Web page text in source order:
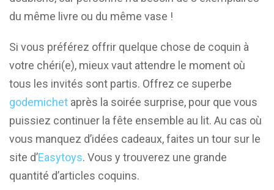
du même livre ou du même vase !
Si vous préférez offrir quelque chose de coquin à
votre chéri(e), mieux vaut attendre le moment où
tous les invités sont partis. Offrez ce superbe
godemichet après la soirée surprise, pour que vous
puissiez continuer la fête ensemble au lit. Au cas où
vous manquez d’idées cadeaux, faites un tour sur le
site d’Easytoys. Vous y trouverez une grande
quantité d’articles coquins.